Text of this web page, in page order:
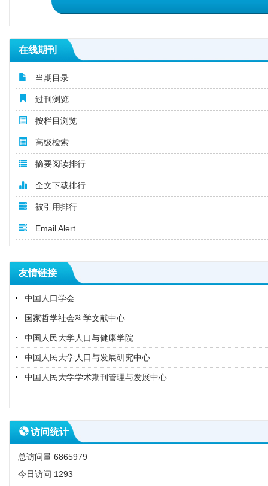
在线期刊
当期目录
过刊浏览
按栏目浏览
高级检索
摘要阅读排行
全文下载排行
被引用排行
Email Alert
友情链接
中国人口学会
国家哲学社会科学文献中心
中国人民大学人口与健康学院
中国人民大学人口与发展研究中心
中国人民大学学术期刊管理与发展中心
访问统计
总访问量 6865979
今日访问 1293